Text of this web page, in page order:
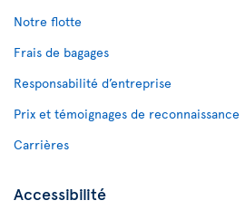
Notre flotte
Frais de bagages
Responsabilité d’entreprise
Prix et témoignages de reconnaissance
Carrières
Accessibilité